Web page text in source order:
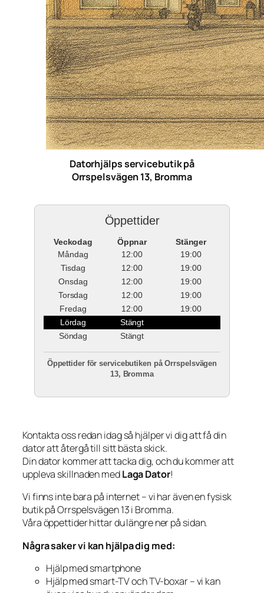
Datorhjälps servicebutik på
Orrspelsvägen 13, Bromma
Öppettider
Veckodag Öppnar
Stänger
Måndag
12:00
19:00
Tisdag
12:00
19:00
Onsdag
12:00
19:00
Torsdag
12:00
19:00
Fredag
12:00
19:00
Lördag
Stängt
Söndag
Stängt
Öppettider för servicebutiken på Orrspelsvägen
13, Bromma
Kontakta oss redan idag så hjälper vi dig att få din
dator att återgå till sitt bästa skick.
Din dator kommer att tacka dig, och du kommer att
uppleva skillnaden medLaga Dator!
Vi finns inte bara på internet – vi har även en fysisk
butik på Orrspelsvägen 13 i Bromma.
Våra öppettider hittar du längre ner på sidan.
Några saker vi kan hjälpa dig med:
Hjälp med smartphone
Hjälp med smart-TV och TV-boxar – vi kan